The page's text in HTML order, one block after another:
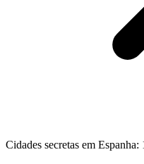
Cidades secretas em